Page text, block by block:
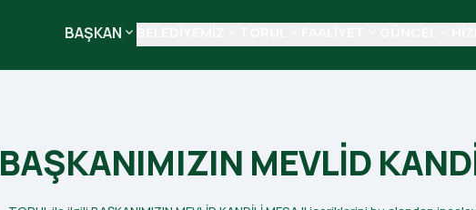
BAŞKAN keyboard_arrow_down
BAŞKANIMIZIN MEVLİD